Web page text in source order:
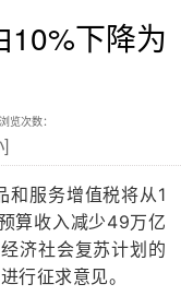
10%下降为
浏览次数：
]
和服务增值税将从1
算收入减少49万亿
济社会复苏计划的
行征求意见。